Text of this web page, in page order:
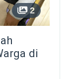
2
di